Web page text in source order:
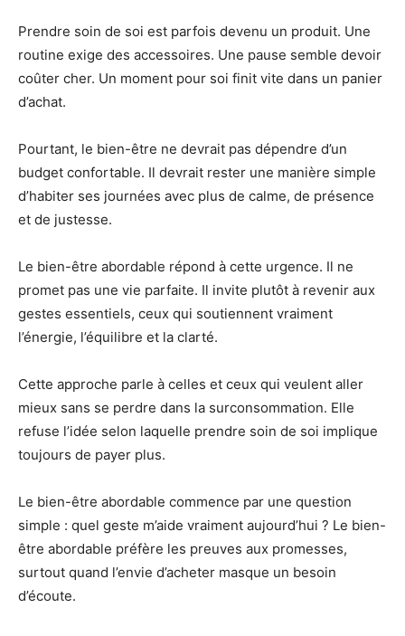
Prendre soin de soi est parfois devenu un produit. Une
routine exige des accessoires. Une pause semble devoir
coûter cher. Un moment pour soi finit vite dans un panier
d’achat.
Pourtant, le bien-être ne devrait pas dépendre d’un
budget confortable. Il devrait rester une manière simple
d’habiter ses journées avec plus de calme, de présence
et de justesse.
Le bien-être abordable répond à cette urgence. Il ne
promet pas une vie parfaite. Il invite plutôt à revenir aux
gestes essentiels, ceux qui soutiennent vraiment
l’énergie, l’équilibre et la clarté.
Cette approche parle à celles et ceux qui veulent aller
mieux sans se perdre dans la surconsommation. Elle
refuse l’idée selon laquelle prendre soin de soi implique
toujours de payer plus.
Le bien-être abordable commence par une question
simple : quel geste m’aide vraiment aujourd’hui ? Le bien-
être abordable préfère les preuves aux promesses,
surtout quand l’envie d’acheter masque un besoin
d’écoute.